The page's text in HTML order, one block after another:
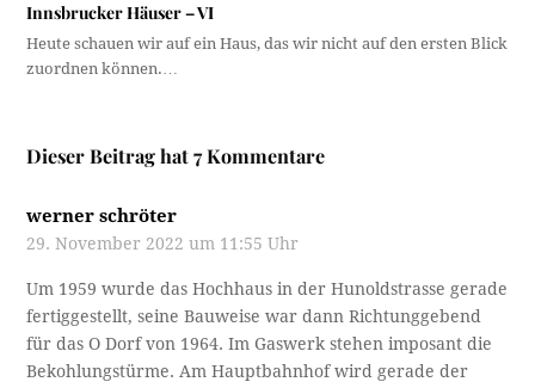
Innsbrucker Häuser – VI
Heute schauen wir auf ein Haus, das wir nicht auf den ersten Blick
zuordnen können.…
Dieser Beitrag hat 7 Kommentare
werner schröter
29. November 2022 um 11:55 Uhr
Um 1959 wurde das Hochhaus in der Hunoldstrasse gerade
fertiggestellt, seine Bauweise war dann Richtunggebend
für das O Dorf von 1964. Im Gaswerk stehen imposant die
Bekohlungstürme. Am Hauptbahnhof wird gerade der